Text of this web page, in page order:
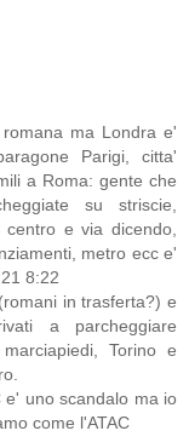
ma Londra e'
Parigi, citta'
a Roma: gente che
su striscie,
e via dicendo,
metro ecc e'
8:22
in trasferta?) e
a parcheggiare
Torino e
e' uno scandalo ma io
come l'ATAC